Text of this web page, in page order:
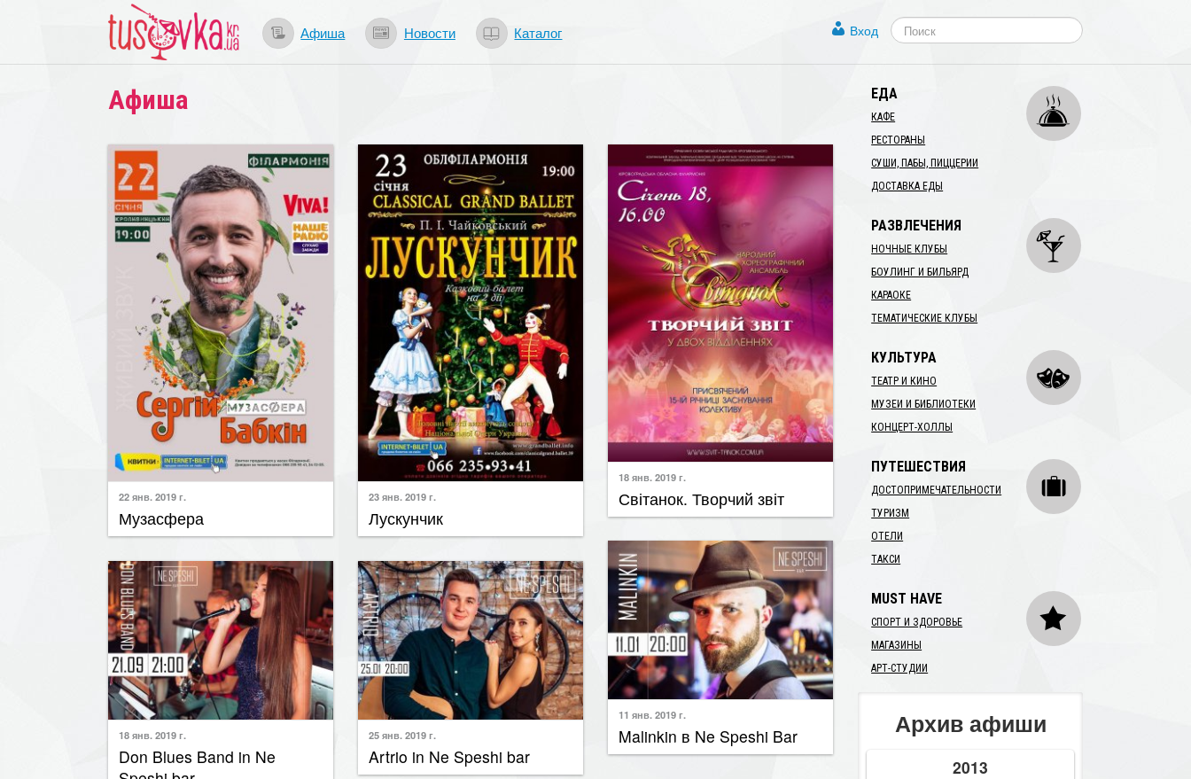
Афиша Новости Каталог Вход
Афиша
22 янв. 2019 г.
Музасфера
23 янв. 2019 г.
Лускунчик
18 янв. 2019 г.
Світанок. Творчий звіт
11 янв. 2019 г.
Malinkin в Ne Speshi Bar
18 янв. 2019 г.
Don Blues Band in Ne
Speshi bar
25 янв. 2019 г.
Artrio in Ne Speshi bar
ЕДА
КАФЕ
РЕСТОРАНЫ
СУШИ, ПАБЫ, ПИЦЦЕРИИ
ДОСТАВКА ЕДЫ
РАЗВЛЕЧЕНИЯ
НОЧНЫЕ КЛУБЫ
БОУЛИНГ И БИЛЬЯРД
КАРАОКЕ
ТЕМАТИЧЕСКИЕ КЛУБЫ
КУЛЬТУРА
ТЕАТР И КИНО
МУЗЕИ И БИБЛИОТЕКИ
КОНЦЕРТ-ХОЛЛЫ
ПУТЕШЕСТВИЯ
ДОСТОПРИМЕЧАТЕЛЬНОСТИ
ТУРИЗМ
ОТЕЛИ
ТАКСИ
MUST HAVE
СПОРТ И ЗДОРОВЬЕ
МАГАЗИНЫ
АРТ-СТУДИИ
Архив афиши
2013